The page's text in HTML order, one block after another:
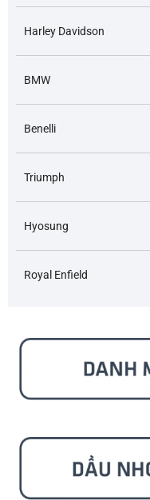
Harley Davidson
BMW
Benelli
Triumph
Hyosung
Royal Enfield